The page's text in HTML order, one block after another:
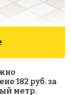
LB Mix
Antislip
48x48
182 руб. за
метр.